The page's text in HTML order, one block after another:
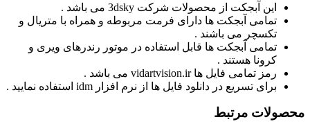
این آبجکت از محصولات شرکت 3dsky می باشد .
تمامی آبجکت ها دارای فرمت مربوطه و همراه با متریال و
تکسچر می باشند .
تمامی آبجکت ها قابل استفاده در موتور رندرهای ویری و
کرونا هستند .
رمز تمامی فایل ها vidartvision.ir می باشد .
برای تسریع در دانلود فایل ها از نرم افزار idm استفاده نمایید .
محصولات مرتبط